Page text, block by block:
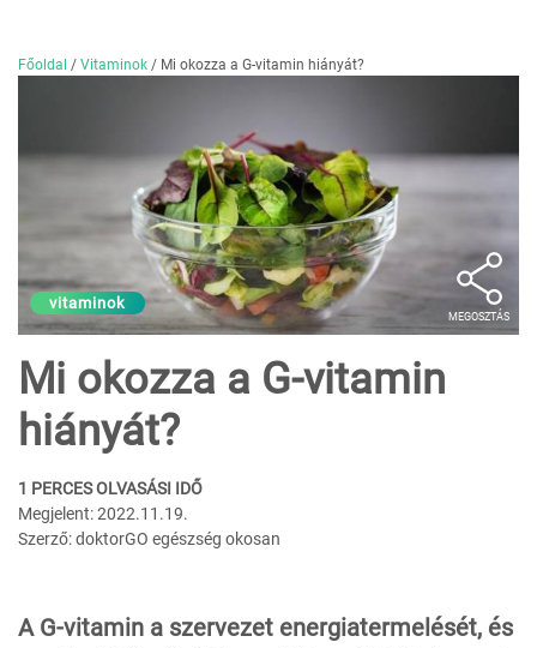
Főoldal / Vitaminok / Mi okozza a G-vitamin hiányát?
vitaminok
MEGOSZTÁS
Mi okozza a G-vitamin
hiányát?
1 PERCES OLVASÁSI IDŐ
Megjelent: 2022.11.19.
Szerző: doktorGO egészség okosan
A G-vitamin a szervezet energiatermelését, és